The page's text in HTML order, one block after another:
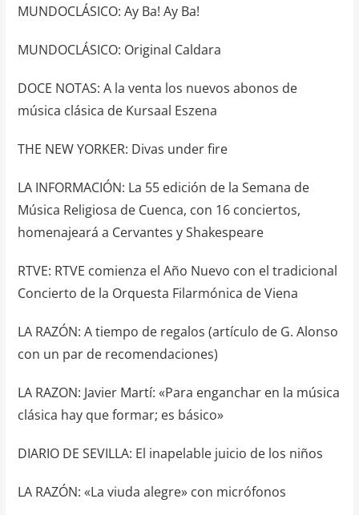
MUNDOCLÁSICO: Ay Ba! Ay Ba!
MUNDOCLÁSICO: Original Caldara
DOCE NOTAS: A la venta los nuevos abonos de
música clásica de Kursaal Eszena
THE NEW YORKER: Divas under fire
LA INFORMACIÓN: La 55 edición de la Semana de
Música Religiosa de Cuenca, con 16 conciertos,
homenajeará a Cervantes y Shakespeare
RTVE: RTVE comienza el Año Nuevo con el tradicional
Concierto de la Orquesta Filarmónica de Viena
LA RAZÓN: A tiempo de regalos (artículo de G. Alonso
con un par de recomendaciones)
LA RAZON: Javier Martí: «Para enganchar en la música
clásica hay que formar; es básico»
DIARIO DE SEVILLA: El inapelable juicio de los niños
LA RAZÓN: «La viuda alegre» con micrófonos